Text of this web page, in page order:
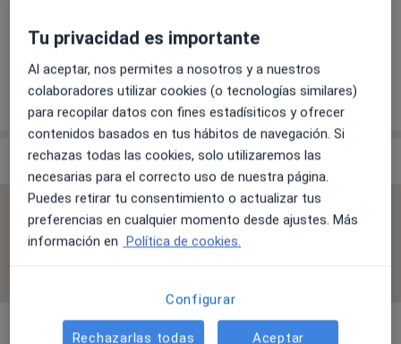
+ 3 servicios
¿Cómo funcionan los precios?
Especialistas & aseguradoras
No se aceptan aseguradoras
Todos los especialistas de esta clínica solo aceptan
Tu privacidad es importante
Al aceptar, nos permites a nosotros y a nuestros
colaboradores utilizar cookies (o tecnologías similares)
para recopilar datos con fines estadísiticos y ofrecer
contenidos basados en tus hábitos de navegación. Si
rechazas todas las cookies, solo utilizaremos las
necesarias para el correcto uso de nuestra página.
Puedes retirar tu consentimiento o actualizar tus
preferencias en cualquier momento desde ajustes. Más
información en Política de cookies.
Configurar
Rechazarlas todas Aceptar